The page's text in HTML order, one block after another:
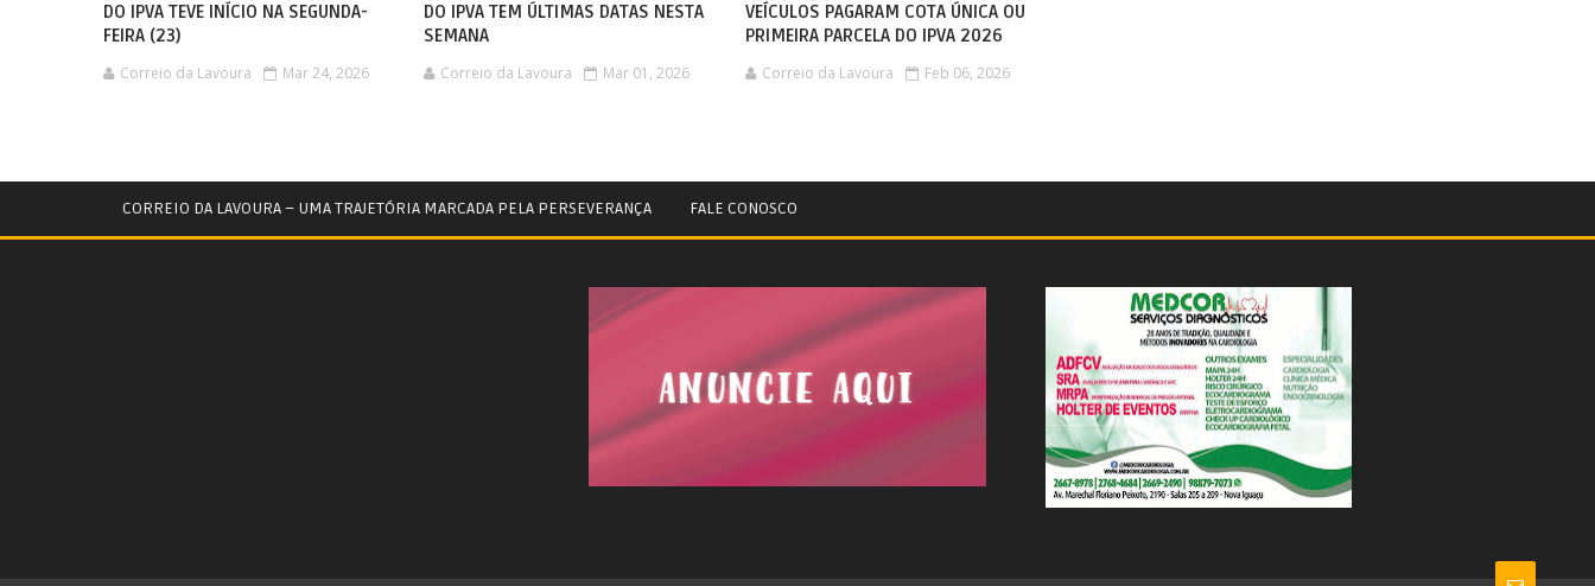
DO IPVA TEVE INÍCIO NA SEGUNDA-
FEIRA (23)
Correio da Lavoura Mar 24, 2026
DO IPVA TEM ÚLTIMAS DATAS NESTA
SEMANA
Correio da Lavoura Mar 01, 2026
VEÍCULOS PAGARAM COTA ÚNICA OU
PRIMEIRA PARCELA DO IPVA 2026
Correio da Lavoura Feb 06, 2026
CORREIO DA LAVOURA – UMA TRAJETÓRIA MARCADA PELA PERSEVERANÇA FALE CONOSCO